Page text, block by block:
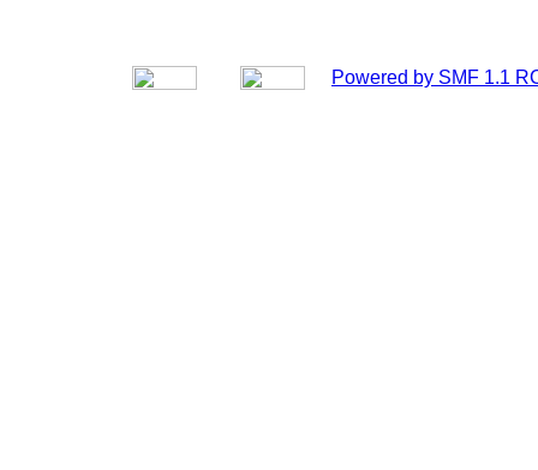
Powered by SMF 1.1